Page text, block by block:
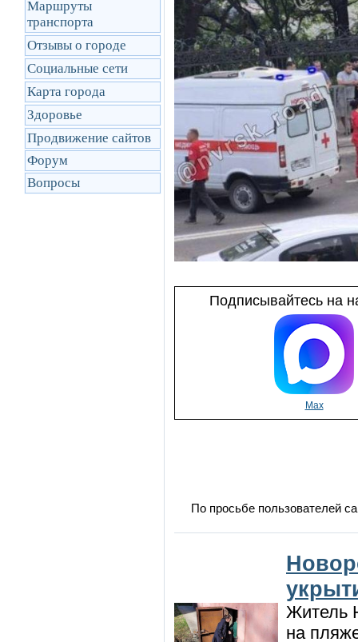
Маршруты
транcпорта
Отзывы о городе
Социальные сети
Карта города
Здоровье
Продвижение сайтов
Форум
Вопросы
Подписывайтесь на
Max
По просьбе пользователей
Житель
на